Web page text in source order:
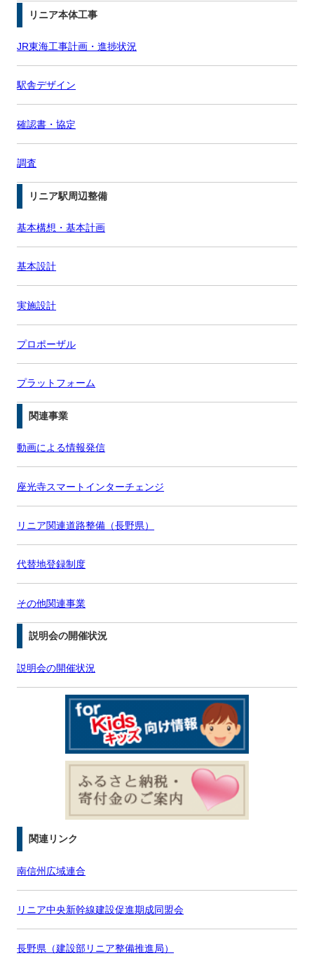
リニア本体工事
JR東海工事計画・進捗状況
駅舎デザイン
確認書・協定
調査
リニア駅周辺整備
基本構想・基本計画
基本設計
実施設計
プロポーザル
プラットフォーム
関連事業
動画による情報発信
座光寺スマートインターチェンジ
リニア関連道路整備（長野県）
代替地登録制度
その他関連事業
説明会の開催状況
説明会の開催状況
関連リンク
南信州広域連合
リニア中央新幹線建設促進期成同盟会
長野県（建設部リニア整備推進局）